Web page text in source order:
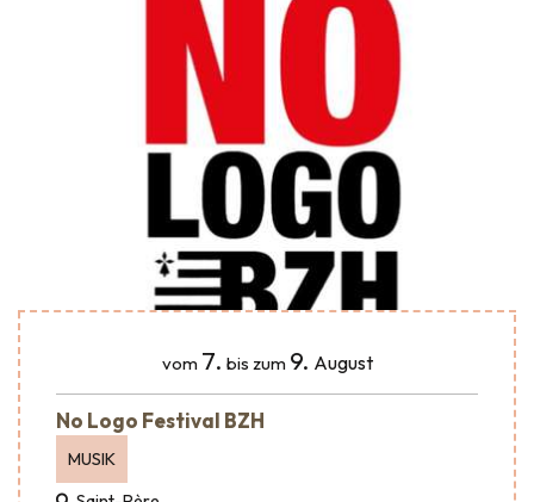
vom 7. bis zum 9. August
No Logo Festival BZH
MUSIK